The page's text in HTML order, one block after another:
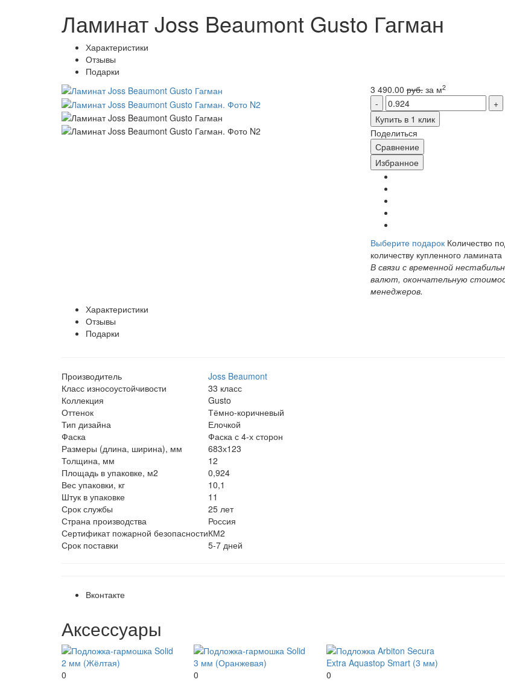
Ламинат Joss Beaumont Gusto Гагман
Характеристики
Отзывы
Подарки
3 490.00руб.за м2
Купить в 1 клик
Поделиться
Сравнение
Избранное
Выберите подарок Количество
количеству купленного ламината
В связи с временной
валют, окончательную
менеджеров.
Характеристики
Отзывы
Подарки
Производитель
Joss Beaumont
Класс износоустойчивости
33 класс
Коллекция
Gusto
Оттенок
Тёмно-коричневый
Тип дизайна
Елочкой
Фаска
Фаска с 4-х сторон
Размеры (длина, ширина), мм
683х123
Толщина, мм
12
Площадь в упаковке, м2
0,924
Вес упаковки, кг
10,1
Штук в упаковке
11
Срок службы
25 лет
Страна производства
Россия
Сертификат пожарной безопасностиКМ2
Срок поставки
5-7 дней
Вконтакте
Аксессуары
0 0 0